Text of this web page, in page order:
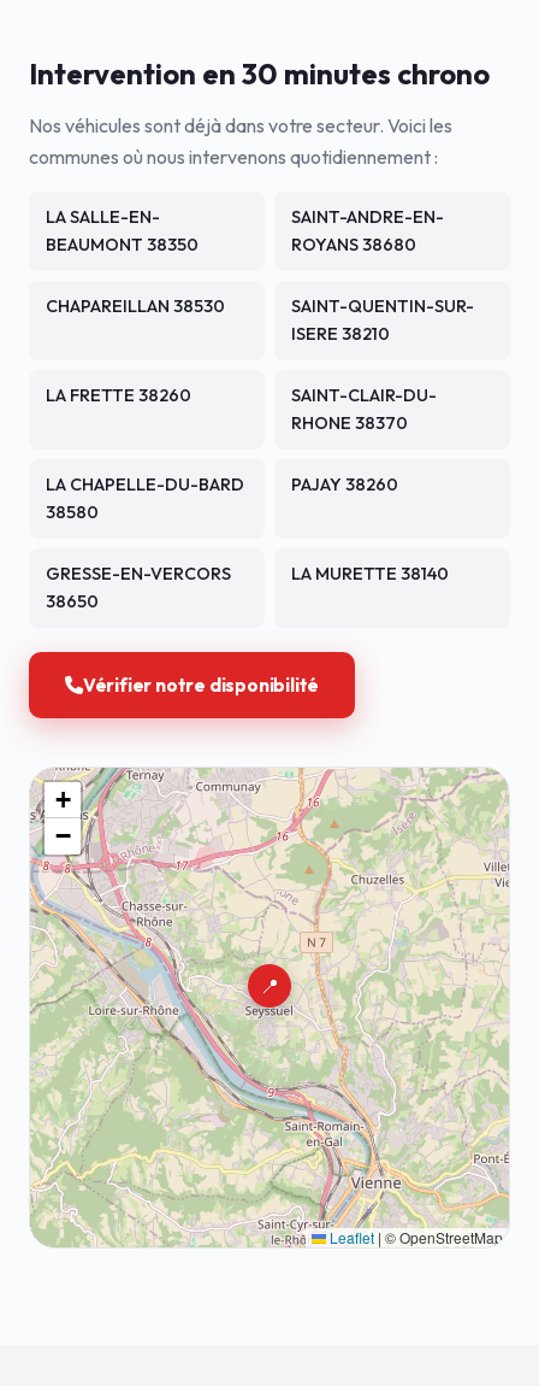
Intervention en 30 minutes chrono
Nos véhicules sont déjà dans votre secteur. Voici les
communes où nous intervenons quotidiennement :
LA SALLE-EN-
BEAUMONT 38350
SAINT-ANDRE-EN-
ROYANS 38680
CHAPAREILLAN 38530
SAINT-QUENTIN-SUR-
ISERE 38210
LA FRETTE 38260
SAINT-CLAIR-DU-
RHONE 38370
LA CHAPELLE-DU-BARD
38580
PAJAY 38260
GRESSE-EN-VERCORS
38650
LA MURETTE 38140
Vérifier notre disponibilité
📍
+
−
Leaflet | © OpenStreetMap